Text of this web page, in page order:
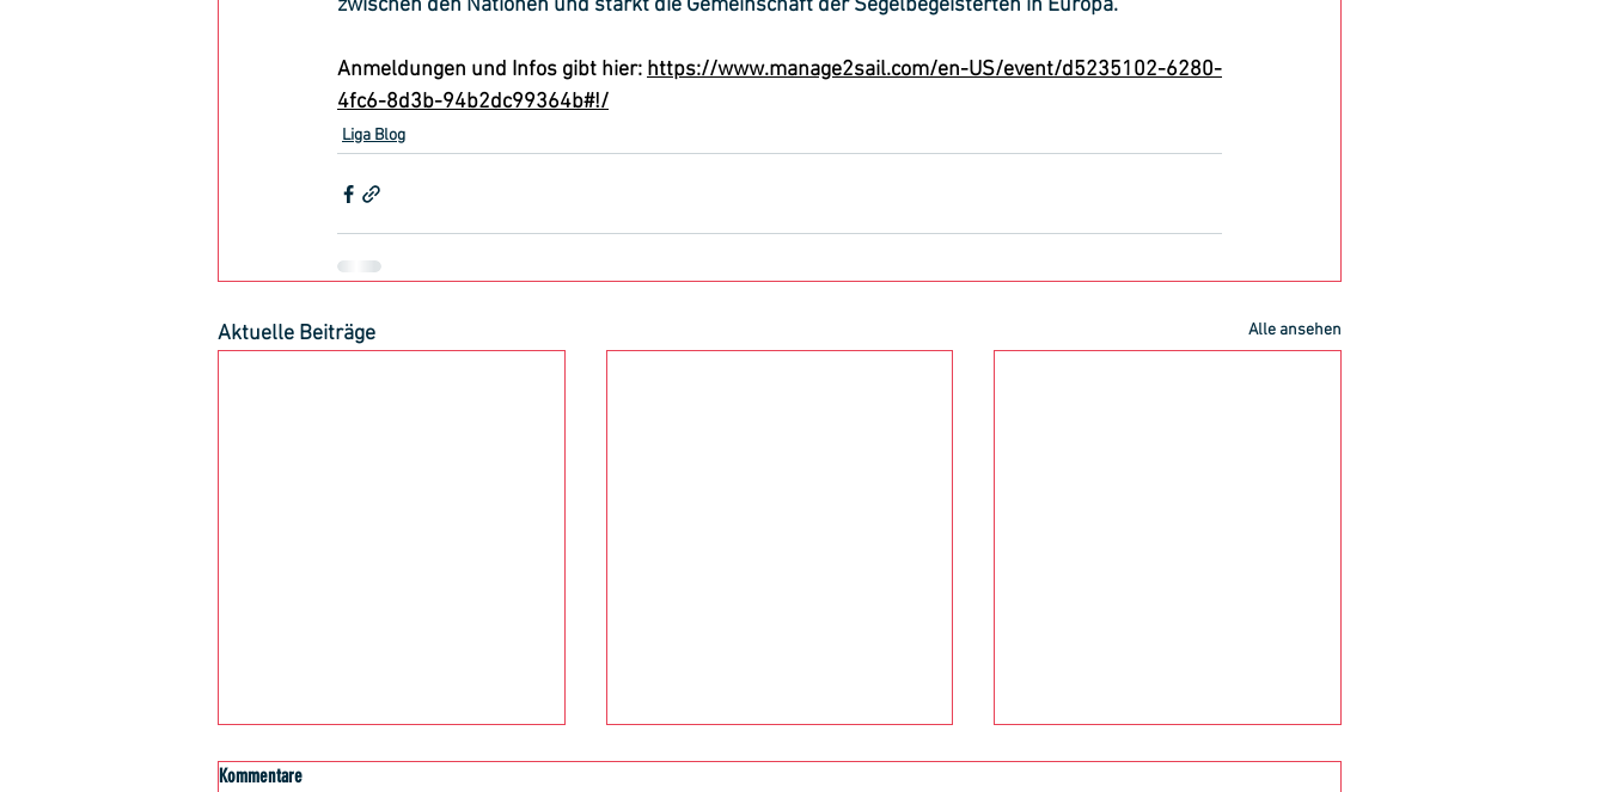
zwischen den Nationen und stärkt die Gemeinschaft der Segelbegeisterten in Europa.
Anmeldungen und Infos gibt hier: https://www.manage2sail.com/en-US/event/d5235102-6280-
4fc6-8d3b-94b2dc99364b#!/
Liga Blog
Aktuelle Beiträge Alle ansehen
Kommentare